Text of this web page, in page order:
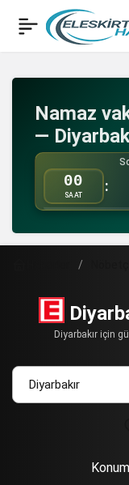
Namaz
—
00
SAAT
:
Diyarbakır için